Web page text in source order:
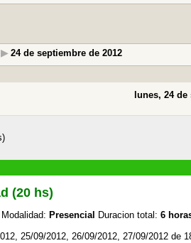
▶24 de septiembre de 2012
lunes, 24
(20 hs)
Modalidad: Presencial Duracion total: 6
25/09/2012, 26/09/2012, 27/09/2012 de